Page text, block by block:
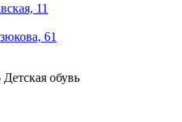
11
61
обувь